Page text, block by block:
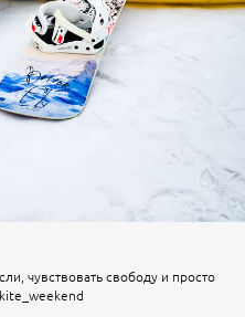
чувствовать свободу и просто